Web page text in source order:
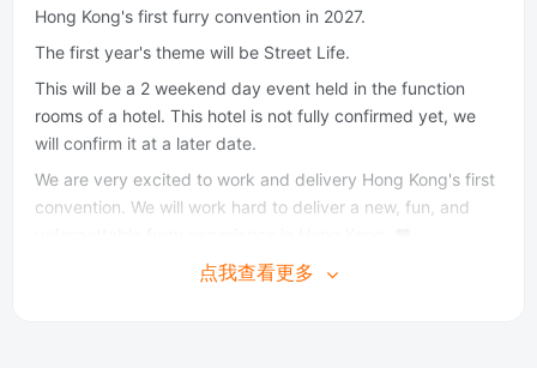
Hong Kong's first furry convention in 2027.
The first year's theme will be Street Life.
This will be a 2 weekend day event held in the function
rooms of a hotel. This hotel is not fully confirmed yet, we
will confirm it at a later date.
We are very excited to work and delivery Hong Kong's first
convention. We will work hard to deliver a new, fun, and
点我查看更多